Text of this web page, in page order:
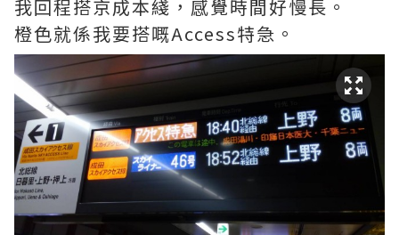
我回程搭京成本綫，感覺時間好慢長。
橙色就係我要搭嘅Access特急。